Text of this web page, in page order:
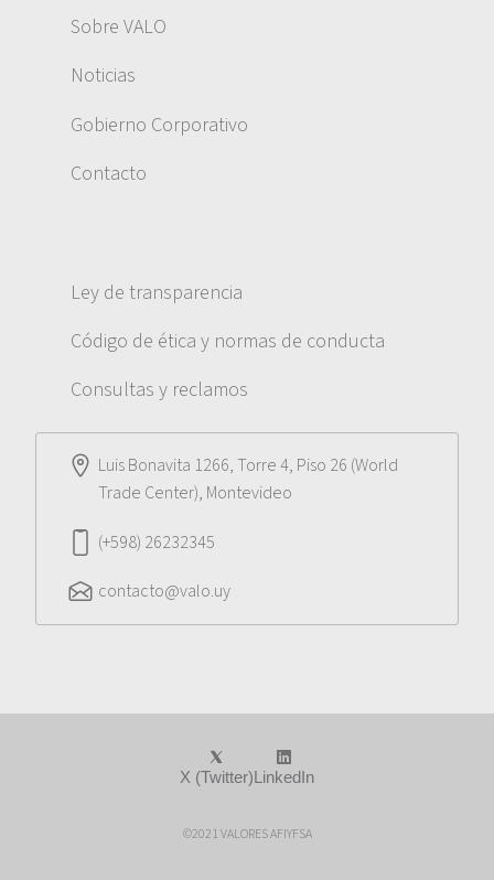
Sobre VALO
Noticias
Gobierno Corporativo
Contacto
Ley de transparencia
Código de ética y normas de conducta
Consultas y reclamos
Luis Bonavita 1266, Torre 4, Piso 26 (World
Trade Center), Montevideo
(+598) 26232345
contacto@valo.uy
©2021 VALORES AFIYFSA
X (Twitter)LinkedIn